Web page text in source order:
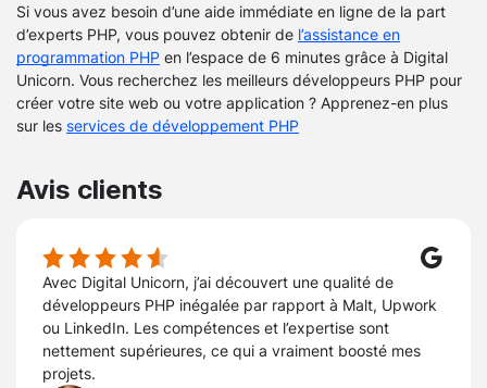
Si vous avez besoin d’une aide immédiate en ligne de la part
d’experts PHP, vous pouvez obtenir de l’assistance en
programmation PHP en l’espace de 6 minutes grâce à Digital
Unicorn. Vous recherchez les meilleurs développeurs PHP pour
créer votre site web ou votre application ? Apprenez-en plus
sur les services de développement PHP
Avis clients
Avec Digital Unicorn, j’ai découvert une qualité de
développeurs PHP inégalée par rapport à Malt, Upwork
ou LinkedIn. Les compétences et l’expertise sont
nettement supérieures, ce qui a vraiment boosté mes
projets.